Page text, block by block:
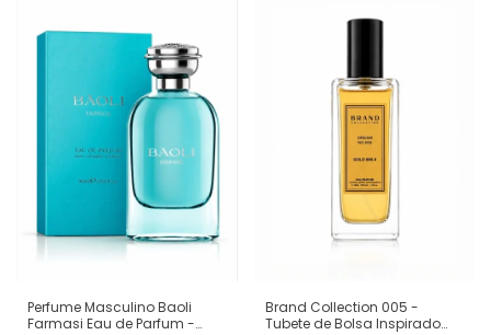
Perfume Masculino Baoli
Farmasi Eau de Parfum -
Brand Collection 005 -
Tubete de Bolsa Inspirado